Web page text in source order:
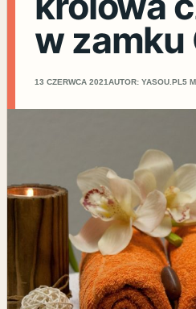
w zamku
13 CZERWCA 2021AUTOR: YASOU.PL 5